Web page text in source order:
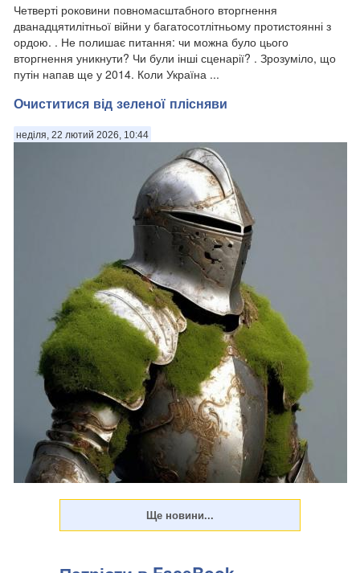
Четверті роковини повномасштабного вторгнення
дванадцятилітньої війни у багатосотлітньому протистоянні з
ордою. . Не полишає питання: чи можна було цього
вторгнення уникнути? Чи були інші сценарії? . Зрозуміло, що
путін напав ще у 2014. Коли Україна ...
Очиститися від зеленої плісняви
неділя, 22 лютий 2026, 10:44